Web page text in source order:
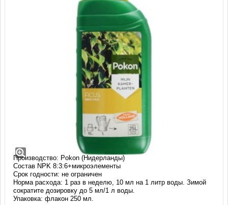
Удобрение Pokon для фикусов (250 мл)
Удобрение Pokon для фикусов содержит все необходимые
питательные вещества для красивых, изумрудных листьев
фикусов.
Производство: Pokon (Нидерланды)
Состав NPK 8:3:6+микроэлементы
Срок годности: не ограничен
Норма расхода: 1 раз в неделю, 10 мл на 1 литр воды. Зимой
сократите дозировку до 5 мл/1 л воды.
Упаковка: флакон 250 мл.